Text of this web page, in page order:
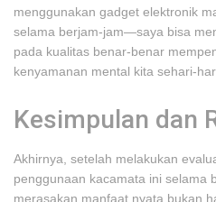
menggunakan gadget elektronik
selama berjam-jam—saya bisa
pada kualitas benar-benar
kenyamanan mental kita sehari-
Kesimpulan dan
Akhirnya, setelah melakukan
penggunaan kacamata ini
merasakan manfaat nyata bukan